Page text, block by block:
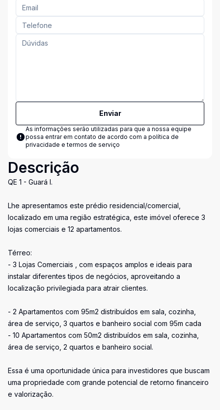
Enviar
As informações serão utilizadas para que a nossa equipe
possa entrar em contato de acordo com a política de
privacidade e termos de serviço
Descrição
QE 1 - Guará I.
Lhe apresentamos este prédio residencial/comercial,
localizado em uma região estratégica, este imóvel oferece 3
lojas comerciais e 12 apartamentos.
Térreo:
- 3 Lojas Comerciais , com espaços amplos e ideais para
instalar diferentes tipos de negócios, aproveitando a
localização privilegiada para atrair clientes.
- 2 Apartamentos com 95m2 distribuídos em sala, cozinha,
área de serviço, 3 quartos e banheiro social com 95m cada
- 10 Apartamentos com 50m2 distribuídos em sala, cozinha,
área de serviço, 2 quartos e banheiro social.
Essa é uma oportunidade única para investidores que buscam
uma propriedade com grande potencial de retorno financeiro
e valorização.